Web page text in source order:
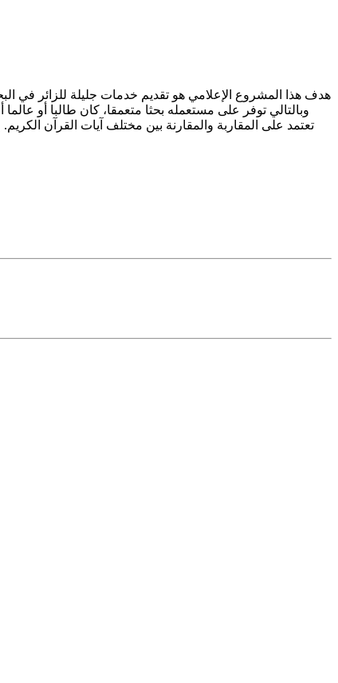
هدف هذا المشروع الإعلامي هو تقديم خدمات جليلة للزائر في
وبالتالي توفر على مستعمله بحثا متعمقا، كان طالبا أو
تعتمد على المقاربة والمقارنة بين مختلف آيات القرآن